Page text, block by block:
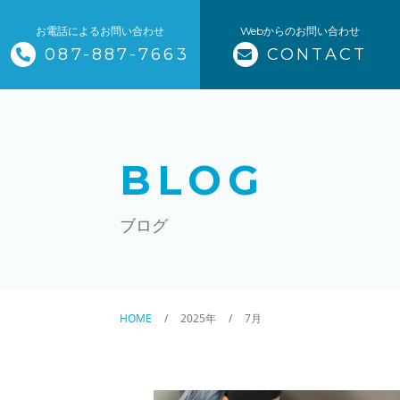
お電話によるお問い合わせ
087-887-7663
Webからのお問い合わせ
CONTACT
トップページ
高校生コース（3科目）
BLOG
ブログ
HOME 2025年 7月